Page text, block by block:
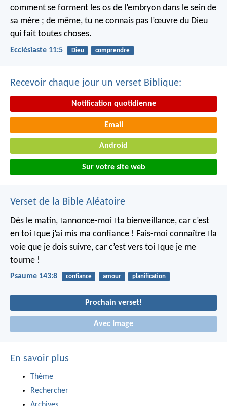
comment se forment les os de l’embryon dans le sein de
sa mère ; de même, tu ne connais pas l’œuvre du Dieu
qui fait toutes choses.
Ecclésiaste 11:5 Dieu comprendre
Recevoir chaque jour un verset Biblique:
Notification quotidienne
Email
Android
Sur votre site web
Verset de la Bible Aléatoire
Dès le matin, annonce-moi ta bienveillance, car c’est
en toi que j’ai mis ma confiance ! Fais-moi connaître
la
voie que je dois suivre, car c’est vers toi que je me
tourne !
Psaume 143:8 confiance amour planification
Prochain verset!
Avec Image
En savoir plus
Thème
Rechercher